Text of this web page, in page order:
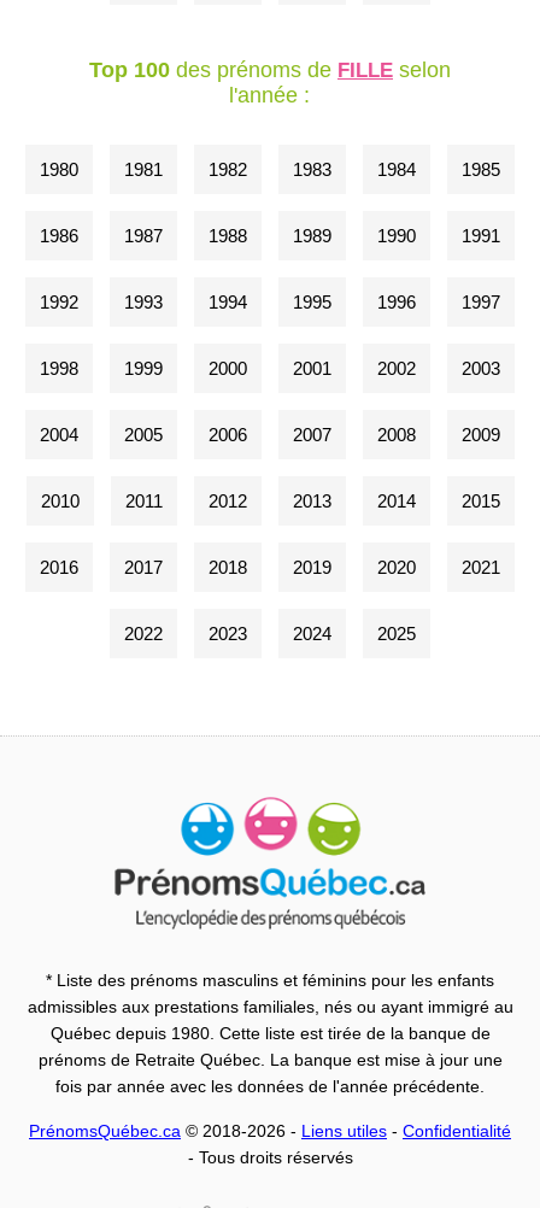
Top 100des prénoms de FILLEselon
l'année :
1980 1981 1982 1983 1984 1985
1986 1987 1988 1989 1990 1991
1992 1993 1994 1995 1996 1997
1998 1999 2000 2001 2002 2003
2004 2005 2006 2007 2008 2009
2010 2011 2012 2013 2014 2015
2016 2017 2018 2019 2020 2021
2022 2023 2024 2025
* Liste des prénoms masculins et féminins pour les enfants
admissibles aux prestations familiales, nés ou ayant immigré au
Québec depuis 1980. Cette liste est tirée de la banque de
prénoms de Retraite Québec. La banque est mise à jour une
fois par année avec les données de l'année précédente.
PrénomsQuébec.ca © 2018-2026 - Liens utiles - Confidentialité
- Tous droits réservés